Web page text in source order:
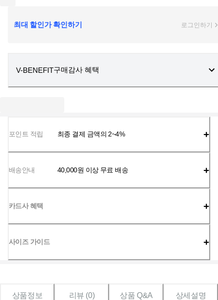
최대 할인가 확인하기 로그인하기
V-BENEFIT구매감사 혜택
포인트 적립 최종 결제 금액의 2~4%
배송안내 40,000원 이상 무료 배송
카드사 혜택
사이즈 가이드
상품정보 리뷰 (0) 상품 Q&A 상세설명